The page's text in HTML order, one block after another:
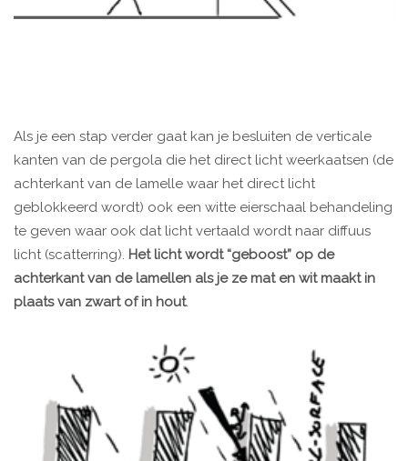
Als je een stap verder gaat kan je besluiten de verticale
kanten van de pergola die het direct licht weerkaatsen (de
achterkant van de lamelle waar het direct licht
geblokkeerd wordt) ook een witte eierschaal behandeling
te geven waar ook dat licht vertaald wordt naar diffuus
licht (scatterring). Het licht wordt “geboost” op de
achterkant van de lamellen als je ze mat en wit maakt in
plaats van zwart of in hout.